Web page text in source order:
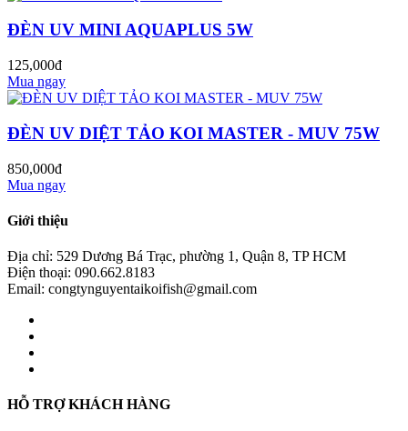
ĐÈN UV MINI AQUAPLUS 5W
125,000đ
Mua ngay
ĐÈN UV DIỆT TẢO KOI MASTER - MUV 75W
850,000đ
Mua ngay
Giới thiệu
Địa chỉ: 529 Dương Bá Trạc, phường 1, Quận 8, TP HCM
Điện thoại: 090.662.8183
Email: congtynguyentaikoifish@gmail.com
HỖ TRỢ KHÁCH HÀNG